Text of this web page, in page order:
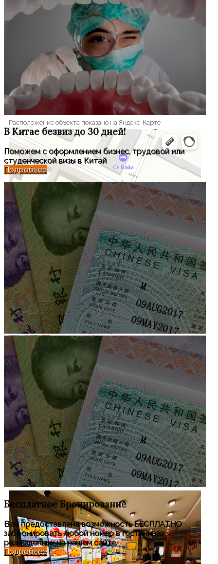
В Китае безвиз до 30 дней!
Поможем с оформлением бизнес, трудовой или
студенческой визы в Китай
Подробнее
Бесплатное Бронирование
Вам предоставлена возможность БЕСПЛАТНО
забронировать любой номер в гостиницах,
размещенных на нашем сайте.
Подробнее
— каждый свёрток получается индивидуальным.
Здесь процесс приготовления превращается в
игру, а результат — в вкусный и сытный ужин.
Как найти
Пешком: кафе расположено примерно в 50 метрах
левее от входа в гостиницу «Восточные Гавайи».
На такси: покажите фотографию кафе водителю
такси. Поездка обычно стоит около 7–10 юаней.
Расположение объекта показано на Яндекс-Карте